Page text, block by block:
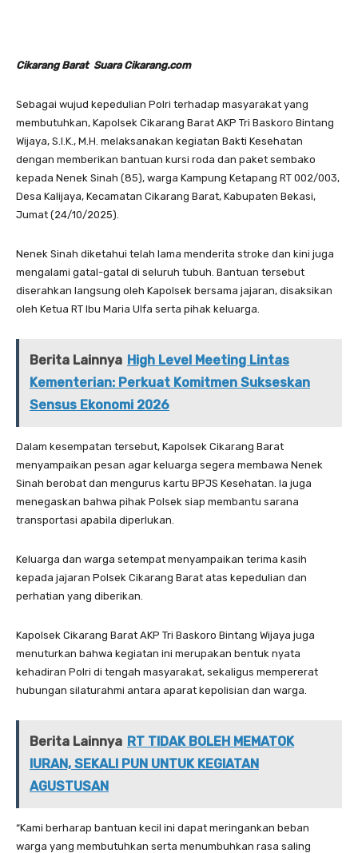
Cikarang Barat Suara Cikarang.com
Sebagai wujud kepedulian Polri terhadap masyarakat yang
membutuhkan, Kapolsek Cikarang Barat AKP Tri Baskoro Bintang
Wijaya, S.I.K., M.H. melaksanakan kegiatan Bakti Kesehatan
dengan memberikan bantuan kursi roda dan paket sembako
kepada Nenek Sinah (85), warga Kampung Ketapang RT 002/003,
Desa Kalijaya, Kecamatan Cikarang Barat, Kabupaten Bekasi,
Jumat (24/10/2025).
Nenek Sinah diketahui telah lama menderita stroke dan kini juga
mengalami gatal-gatal di seluruh tubuh. Bantuan tersebut
diserahkan langsung oleh Kapolsek bersama jajaran, disaksikan
oleh Ketua RT Ibu Maria Ulfa serta pihak keluarga.
Berita Lainnya High Level Meeting Lintas
Kementerian: Perkuat Komitmen Sukseskan
Sensus Ekonomi 2026
Dalam kesempatan tersebut, Kapolsek Cikarang Barat
menyampaikan pesan agar keluarga segera membawa Nenek
Sinah berobat dan mengurus kartu BPJS Kesehatan. Ia juga
menegaskan bahwa pihak Polsek siap membantu sarana
transportasi apabila diperlukan.
Keluarga dan warga setempat menyampaikan terima kasih
kepada jajaran Polsek Cikarang Barat atas kepedulian dan
perhatian yang diberikan.
Kapolsek Cikarang Barat AKP Tri Baskoro Bintang Wijaya juga
menuturkan bahwa kegiatan ini merupakan bentuk nyata
kehadiran Polri di tengah masyarakat, sekaligus mempererat
hubungan silaturahmi antara aparat kepolisian dan warga.
Berita Lainnya RT TIDAK BOLEH MEMATOK
IURAN, SEKALI PUN UNTUK KEGIATAN
AGUSTUSAN
“Kami berharap bantuan kecil ini dapat meringankan beban
warga yang membutuhkan serta menumbuhkan rasa saling